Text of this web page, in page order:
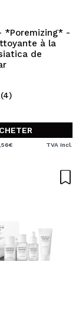
pourrez
l'état de vos
*Poremizing* -
à la
de
(4)
TVA Incl.